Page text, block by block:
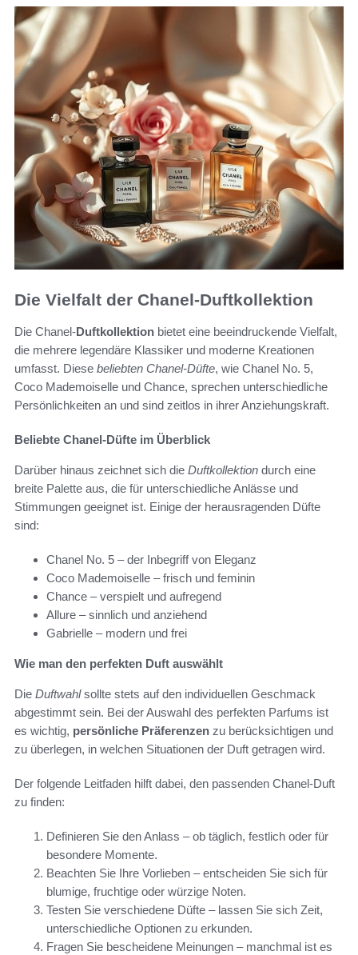
Die Vielfalt der Chanel-Duftkollektion
Die Chanel-Duftkollektion bietet eine beeindruckende Vielfalt,
die mehrere legendäre Klassiker und moderne Kreationen
umfasst. Diese beliebten Chanel-Düfte, wie Chanel No. 5,
Coco Mademoiselle und Chance, sprechen unterschiedliche
Persönlichkeiten an und sind zeitlos in ihrer Anziehungskraft.
Beliebte Chanel-Düfte im Überblick
Darüber hinaus zeichnet sich die Duftkollektion durch eine
breite Palette aus, die für unterschiedliche Anlässe und
Stimmungen geeignet ist. Einige der herausragenden Düfte
sind:
Chanel No. 5 – der Inbegriff von Eleganz
Coco Mademoiselle – frisch und feminin
Chance – verspielt und aufregend
Allure – sinnlich und anziehend
Gabrielle – modern und frei
Wie man den perfekten Duft auswählt
Die Duftwahlsollte stets auf den individuellen Geschmack
abgestimmt sein. Bei der Auswahl des perfekten Parfums ist
es wichtig, persönliche Präferenzen zu berücksichtigen und
zu überlegen, in welchen Situationen der Duft getragen wird.
Der folgende Leitfaden hilft dabei, den passenden Chanel-Duft
zu finden:
Definieren Sie den Anlass – ob täglich, festlich oder für
besondere Momente.
Beachten Sie Ihre Vorlieben – entscheiden Sie sich für
blumige, fruchtige oder würzige Noten.
Testen Sie verschiedene Düfte – lassen Sie sich Zeit,
unterschiedliche Optionen zu erkunden.
Fragen Sie bescheidene Meinungen – manchmal ist es